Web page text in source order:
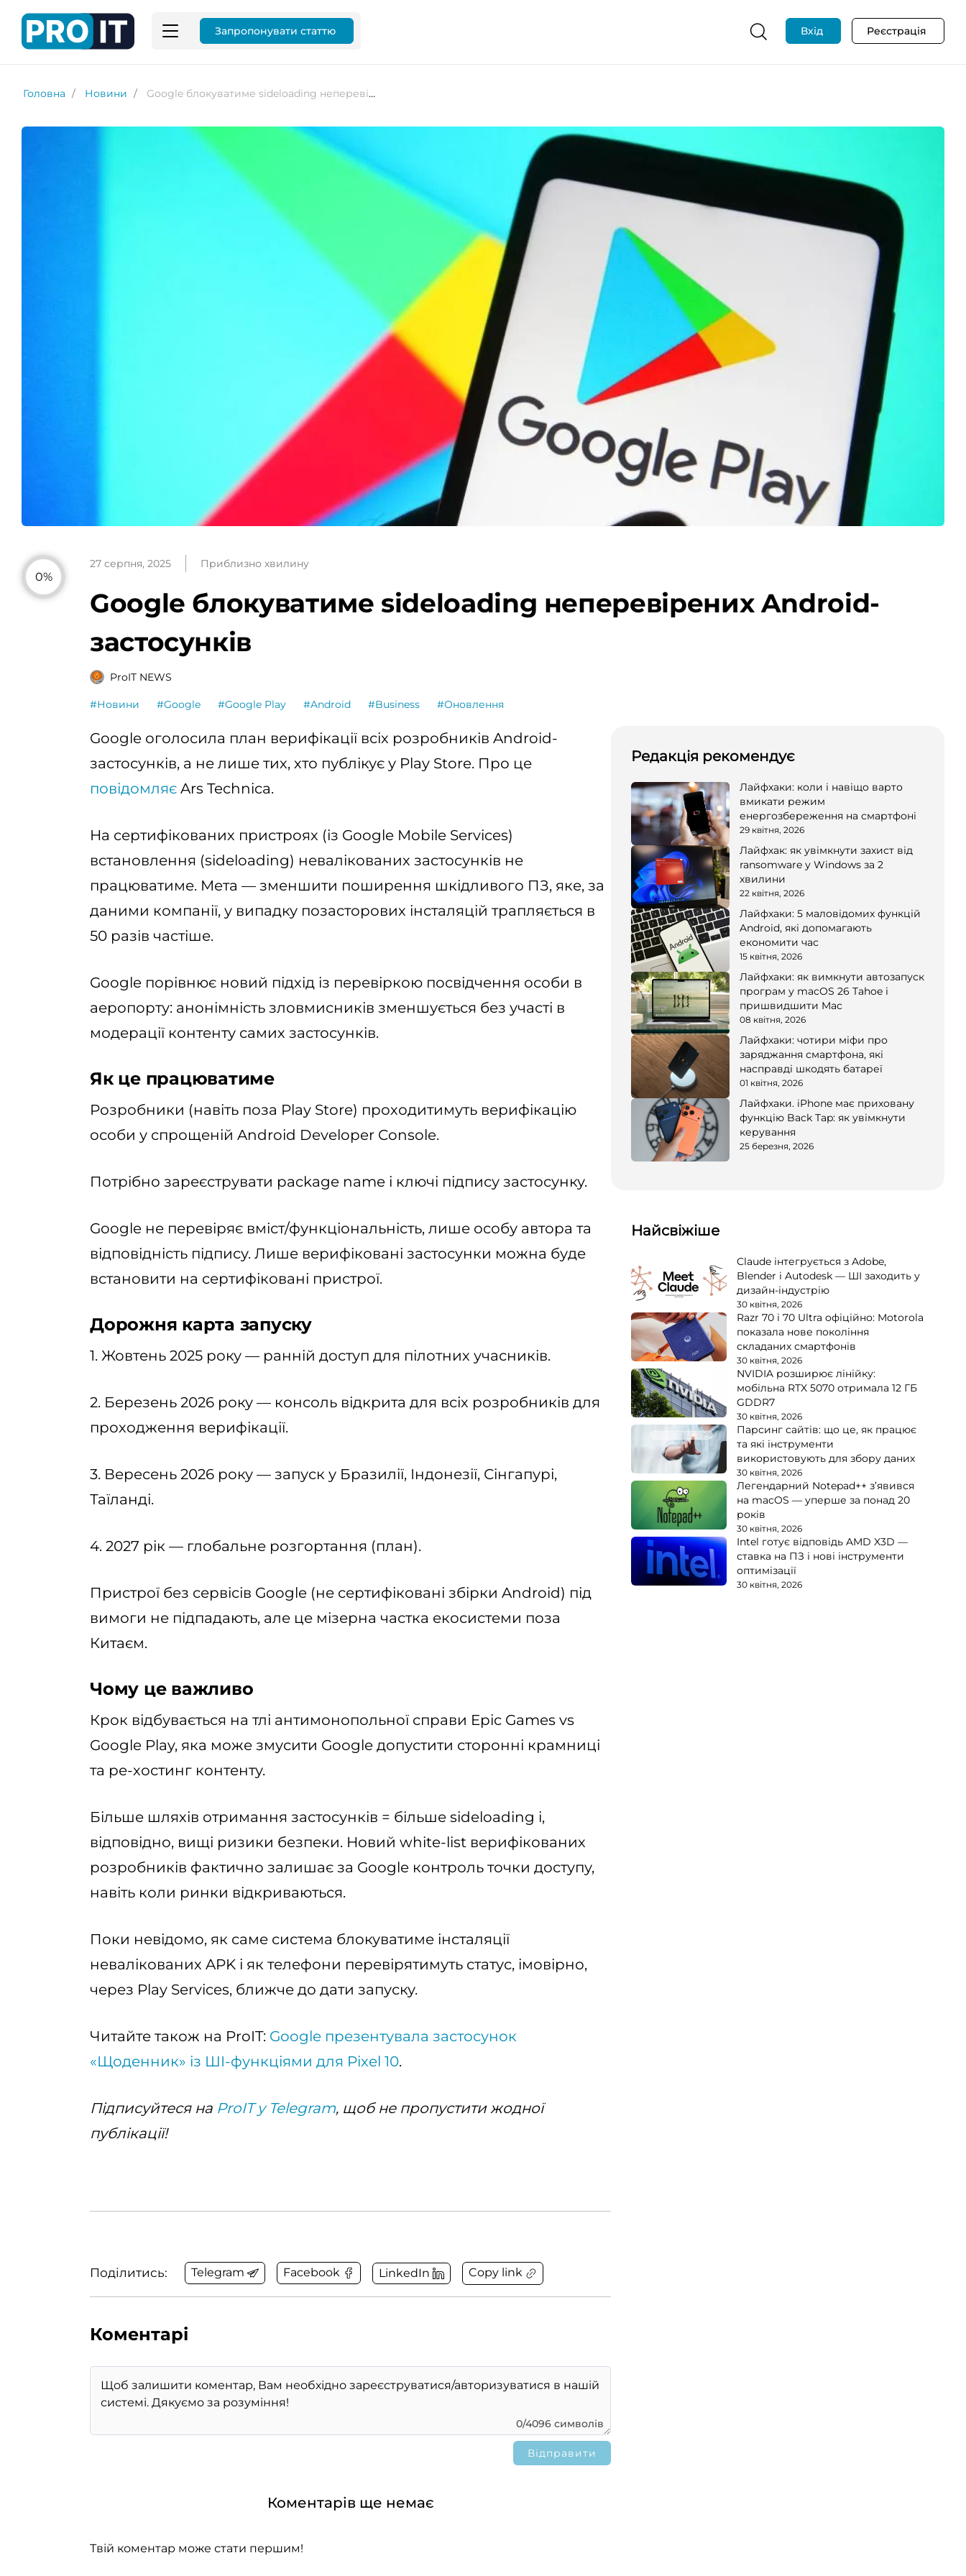
Запропонувати статтю Вхід Реєстрація
Головна Новини Google блокуватиме sideloading неперевірених Android-застосунків
0%
27 серпня, 2025 Приблизно хвилину
Google блокуватиме sideloading неперевірених Android-
застосунків
ProIT NEWS
#Новини #Google #Google Play #Android #Business #Оновлення
Google оголосила план верифікації всіх розробників Android-
застосунків, а не лише тих, хто публікує у Play Store. Про це
повідомляє Ars Technica.
На сертифікованих пристроях (із Google Mobile Services)
встановлення (sideloading) невалікованих застосунків не
працюватиме. Мета — зменшити поширення шкідливого ПЗ, яке, за
даними компанії, у випадку позасторових інсталяцій трапляється в
50 разів частіше.
Google порівнює новий підхід із перевіркою посвідчення особи в
аеропорту: анонімність зловмисників зменшується без участі в
модерації контенту самих застосунків.
Як це працюватиме
Розробники (навіть поза Play Store) проходитимуть верифікацію
особи у спрощеній Android Developer Console.
Потрібно зареєструвати package name і ключі підпису застосунку.
Google не перевіряє вміст/функціональність, лише особу автора та
відповідність підпису. Лише верифіковані застосунки можна буде
встановити на сертифіковані пристрої.
Дорожня карта запуску
1. Жовтень 2025 року — ранній доступ для пілотних учасників.
2. Березень 2026 року — консоль відкрита для всіх розробників для
проходження верифікації.
3. Вересень 2026 року — запуск у Бразилії, Індонезії, Сінгапурі,
Таїланді.
4. 2027 рік — глобальне розгортання (план).
Пристрої без сервісів Google (не сертифіковані збірки Android) під
вимоги не підпадають, але це мізерна частка екосистеми поза
Китаєм.
Чому це важливо
Крок відбувається на тлі антимонопольної справи Epic Games vs
Google Play, яка може змусити Google допустити сторонні крамниці
та ре-хостинг контенту.
Більше шляхів отримання застосунків = більше sideloading і,
відповідно, вищі ризики безпеки. Новий white-list верифікованих
розробників фактично залишає за Google контроль точки доступу,
навіть коли ринки відкриваються.
Поки невідомо, як саме система блокуватиме інсталяції
невалікованих APK і як телефони перевірятимуть статус, імовірно,
через Play Services, ближче до дати запуску.
Читайте також на ProIT: Google презентувала застосунок
«Щоденник» із ШІ-функціями для Pixel 10.
Підписуйтеся на ProIT у Telegram, щоб не пропустити жодної
публікації!
Поділитись: Telegram Facebook LinkedIn Copy link
Коментарі
0/4096 символів
Коментарів ще немає
Твій коментар може стати першим!
Редакція рекомендує
Лайфхаки: коли і навіщо варто
вмикати режим
енергозбереження на смартфоні
29 квітня, 2026
Лайфхак: як увімкнути захист від
ransomware у Windows за 2
хвилини
22 квітня, 2026
Лайфхаки: 5 маловідомих функцій
Android, які допомагають
економити час
15 квітня, 2026
Лайфхаки: як вимкнути автозапуск
програм у macOS 26 Tahoe і
пришвидшити Mac
08 квітня, 2026
Лайфхаки: чотири міфи про
заряджання смартфона, які
насправді шкодять батареї
01 квітня, 2026
Лайфхаки. iPhone має приховану
функцію Back Tap: як увімкнути
керування
25 березня, 2026
Найсвіжіше
Claude інтегрується з Adobe,
Blender і Autodesk — ШІ заходить у
дизайн-індустрію
30 квітня, 2026
Razr 70 і 70 Ultra офіційно: Motorola
показала нове покоління
складаних смартфонів
30 квітня, 2026
NVIDIA розширює лінійку:
мобільна RTX 5070 отримала 12 ГБ
GDDR7
30 квітня, 2026
Парсинг сайтів: що це, як працює
та які інструменти
використовують для збору даних
30 квітня, 2026
Легендарний Notepad++ з’явився
на macOS — уперше за понад 20
років
30 квітня, 2026
Intel готує відповідь AMD X3D —
ставка на ПЗ і нові інструменти
оптимізації
30 квітня, 2026